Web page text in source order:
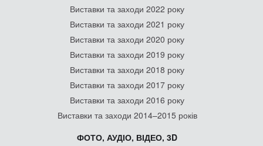
Виставки та заходи 2022 року
Виставки та заходи 2021 року
Виставки та заходи 2020 року
Виставки та заходи 2019 року
Виставки та заходи 2018 року
Виставки та заходи 2017 року
Виставки та заходи 2016 року
Виставки та заходи 2014–2015 років
ФОТО, АУДІО, ВІДЕО, 3D